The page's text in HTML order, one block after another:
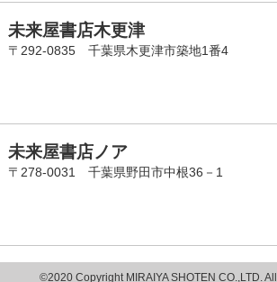
未来屋書店木更津
〒292-0835 千葉県木更津市築地1番4
未来屋書店ノア
〒278-0031 千葉県野田市中根36－1
©2020 Copyright MIRAIYA SHOTEN CO.,LTD.